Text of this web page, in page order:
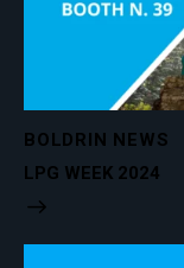
BOLDRIN NEWS
LPG WEEK 2024